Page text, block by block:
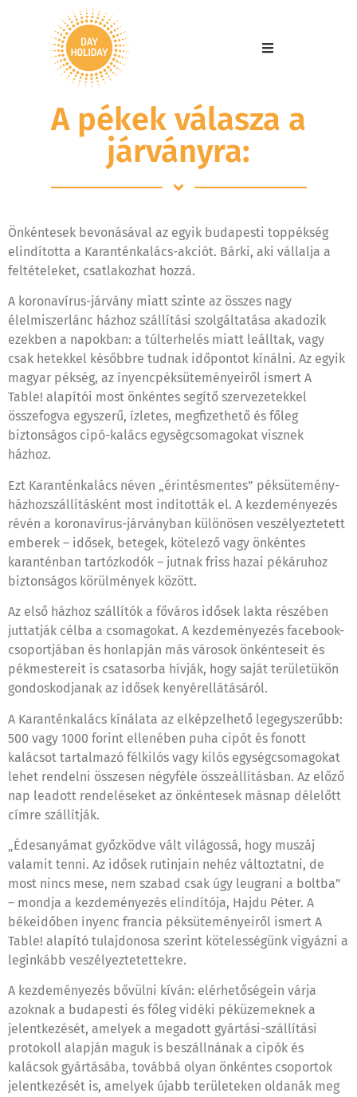
A pékek válasza a
járványra:
Önkéntesek bevonásával az egyik budapesti toppékség
elindította a Karanténkalács-akciót. Bárki, aki vállalja a
feltételeket, csatlakozhat hozzá.
A koronavírus-járvány miatt szinte az összes nagy
élelmiszerlánc házhoz szállítási szolgáltatása akadozik
ezekben a napokban: a túlterhelés miatt leálltak, vagy
csak hetekkel későbbre tudnak időpontot kínálni. Az egyik
magyar pékség, az ínyencpéksüteményeiről ismert A
Table! alapítói most önkéntes segítő szervezetekkel
összefogva egyszerű, ízletes, megfizethető és főleg
biztonságos cipó-kalács egységcsomagokat visznek
házhoz.
Ezt Karanténkalács néven „érintésmentes” péksütemény-
házhozszállításként most indították el. A kezdeményezés
révén a koronavírus-járványban különösen veszélyeztetett
emberek – idősek, betegek, kötelező vagy önkéntes
karanténban tartózkodók – jutnak friss hazai pékáruhoz
biztonságos körülmények között.
Az első házhoz szállítók a főváros idősek lakta részében
juttatják célba a csomagokat. A kezdeményezés facebook-
csoportjában és honlapján más városok önkénteseit és
pékmestereit is csatasorba hívják, hogy saját területükön
gondoskodjanak az idősek kenyérellátásáról.
A Karanténkalács kínálata az elképzelhető legegyszerűbb:
500 vagy 1000 forint ellenében puha cipót és fonott
kalácsot tartalmazó félkilós vagy kilós egységcsomagokat
lehet rendelni összesen négyféle összeállításban. Az előző
nap leadott rendeléseket az önkéntesek másnap délelőtt
címre szállítják.
„Édesanyámat győzködve vált világossá, hogy muszáj
valamit tenni. Az idősek rutinjain nehéz változtatni, de
most nincs mese, nem szabad csak úgy leugrani a boltba”
– mondja a kezdeményezés elindítója, Hajdu Péter. A
békeidőben ínyenc francia péksüteményeiről ismert A
Table! alapító tulajdonosa szerint kötelességünk vigyázni a
leginkább veszélyeztetettekre.
A kezdeményezés bővülni kíván: elérhetőségein várja
azoknak a budapesti és főleg vidéki péküzemeknek a
jelentkezését, amelyek a megadott gyártási-szállítási
protokoll alapján maguk is beszállnának a cipók és
kalácsok gyártásába, továbbá olyan önkéntes csoportok
jelentkezését is, amelyek újabb területeken oldanák meg